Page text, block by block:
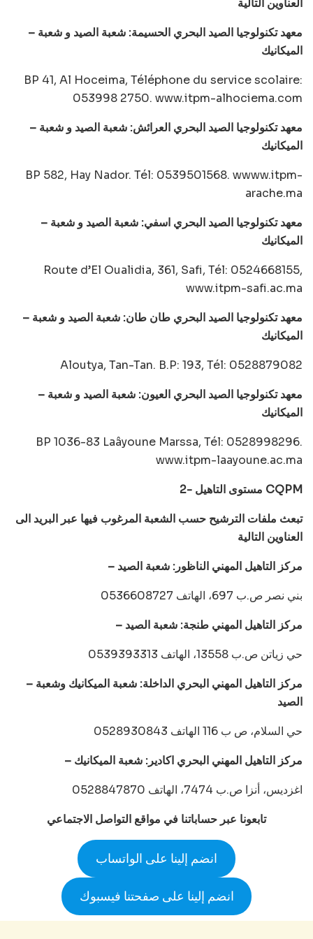
العناوين التالية
– معهد تكنولوجيا الصيد البحري الحسيمة: شعبة الصيد و شعبة
الميكانيك
BP 41, Al Hoceima, Téléphone du service scolaire:
053998 2750. www.itpm-alhociema.com
– معهد تكنولوجيا الصيد البحري العرائش: شعبة الصيد و شعبة
الميكانيك
BP 582, Hay Nador. Tél: 0539501568. wwww.itpm-
arache.ma
– معهد تكنولوجيا الصيد البحري اسفي: شعبة الصيد و شعبة
الميكانيك
Route d’El Oualidia, 361, Safi, Tél: 0524668155,
www.itpm-safi.ac.ma
– معهد تكنولوجيا الصيد البحري طان طان: شعبة الصيد و شعبة
الميكانيك
Aloutya, Tan-Tan. B.P: 193, Tél: 0528879082
– معهد تكنولوجيا الصيد البحري العيون: شعبة الصيد و شعبة
الميكانيك
BP 1036-83 Laâyoune Marssa, Tél: 0528998296.
www.itpm-laayoune.ac.ma
2- مستوى التاهيل CQPM
تبعث ملفات الترشيح حسب الشعبة المرغوب فيها عبر البريد الى
العناوين التالية
– مركز التاهيل المهني الناظور: شعبة الصيد
بني نصر ص.ب 697، الهاتف 0536608727
– مركز التاهيل المهني طنجة: شعبة الصيد
حي زياتن ص.ب 13558، الهاتف 0539393313
– مركز التاهيل المهني البحري الداخلة: شعبة الميكانيك وشعبة
الصيد
حي السلام، ص ب 116 الهاتف 0528930843
– مركز التاهيل المهني البحري اكادير: شعبة الميكانيك
اغزديس، أنزا ص.ب 7474، الهاتف 0528847870
تابعونا عبر حساباتنا في مواقع التواصل الاجتماعي
انضم إلينا على الواتساب
انضم إلينا على صفحتنا فيسبوك